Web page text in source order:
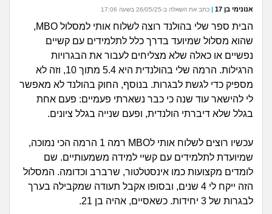
מה קורה כאן?
מתחם הטיפים
מדורים
זוגיות
היריון ולידה
הורות ומשפחה
מתבגרים
חיפוש שאלות
הרשמה | התחברות
אנונימי בן 17 | כתב את השאלה ב-26/05/25 בשעה 17:06
הבית ספר שלי בהולנד רוצה לשלוח אותי למסלול MBO,
שהוא מסלול שמיועד בדרך כלל לתלמידים עם קשיים
נפשיים או כאלה שלא מצליחים לעבור את הבגרויות
הרגילות. הרמה שלי בהולנדית היא 5.4 מתוך 10, וזה לא
מספיק כדי לגשת לבגרות. בנוסף, החוק בהולנד לא מאפשר
לי להישאר עוד שנה כי כבר נשארתי פעמיים: פעם אחת
בגלל שלא דיברתי הולנדית, ופעם שנייה בגלל ציונים.
עכשיו רוצים לשלוח אותי לMBO רמה 1 הרמה הכי נמוכה,
שמיועדת לתלמידים עם קשיי למידה משמעותיים. שם
לומדים מקצועות כמו אינסטלטור, שרברב וכדומה. המסלול
הזה ייקח לי 4 שנים, ובסופו אקבל תעודה שמקבילה בערך
לבגרות של 3 יחידות. כשאסיים, אהיה בן 21.